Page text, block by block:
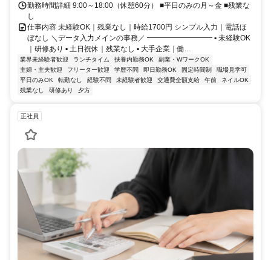
勤務時間詳細 9:00～18:00（休憩60分） ■平日のみの月～金 ■残業な
し
仕事内容 未経験OK｜残業なし｜時給1700円 シンプル入力｜電話ほ
ぼなし ＼データ入力メインの事務／ ━━━━━━━━━ ▪️ 未経験OK
｜研修あり ▪️ 土日祝休｜残業なし ▪️ 大手企業｜働...
業界未経験者歓迎 ランチタイム 扶養内勤務OK
副業・WワークOK
主婦・主夫歓迎
フリーター歓迎 学歴不問 即日勤務OK 固定時間制
職場見学可
平日のみOK
転勤なし 経験不問 未経験者歓迎 交通費全額支給 午前
ネイルOK
残業なし
研修あり 夕方
正社員